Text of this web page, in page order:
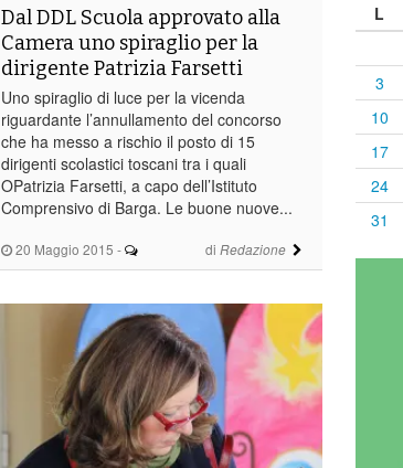
20 Maggio 2015 - di Redazione
Dal DDL Scuola approvato alla
Camera uno spiraglio per la
dirigente Patrizia Farsetti
Uno spiraglio di luce per la vicenda
riguardante l’annullamento del concorso
che ha messo a rischio il posto di 15
dirigenti scolastici toscani tra i quali
OPatrizia Farsetti, a capo dell’Istituto
Comprensivo di Barga. Le buone nuove...
L
3
10
17
24
31